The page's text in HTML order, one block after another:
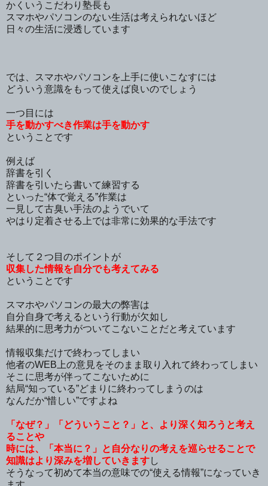
かくいうこだわり塾長も
スマホやパソコンのない生活は考えられないほど
日々の生活に浸透しています
では、スマホやパソコンを上手に使いこなすには
どういう意識をもって使えば良いのでしょう
一つ目には
手を動かすべき作業は手を動かす
ということです
例えば
辞書を引く
辞書を引いたら書いて練習する
といった“体で覚える”作業は
一見して古臭い手法のようでいて
やはり定着させる上では非常に効果的な手法です
そして２つ目のポイントが
収集した情報を自分でも考えてみる
ということです
スマホやパソコンの最大の弊害は
自分自身で考えるという行動が欠如し
結果的に思考力がついてこないことだと考えています
情報収集だけで終わってしまい
他者のWEB上の意見をそのまま取り入れて終わってしまい
そこに思考が伴ってこないために
結局“知っている”どまりに終わってしまうのは
なんだか“惜しい”ですよね
「なぜ？」「どういうこと？」と、より深く知ろうと考え
ることや
時には、「本当に？」と自分なりの考えを巡らせることで
知識はより深みを増していきますし
そうなって初めて本当の意味での“使える情報”になっていき